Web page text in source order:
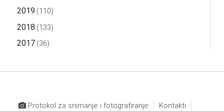
2019 (110)
2018 (133)
2017(36)
Protokol za snimanje i fotografiranje
Kontakti